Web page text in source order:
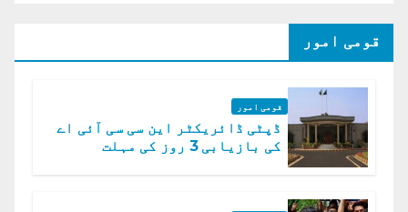
قومی امور
قومی امور
ڈپٹی ڈائریکٹر این سی سی آئی اے
کی بازیابی 3 روز کی مہلت